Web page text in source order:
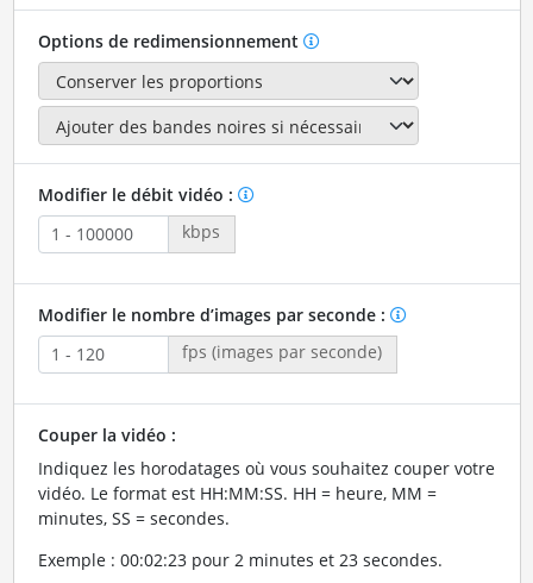
Options de redimensionnement
Modifier le débit vidéo :
kbps
Modifier le nombre d’images par seconde :
fps (images par seconde)
Couper la vidéo :
Indiquez les horodatages où vous souhaitez couper votre
vidéo. Le format est HH:MM:SS. HH = heure, MM =
minutes, SS = secondes.
Exemple : 00:02:23 pour 2 minutes et 23 secondes.